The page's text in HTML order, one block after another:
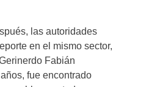
las autoridades
en el mismo sector,
Fabián
fue encontrado